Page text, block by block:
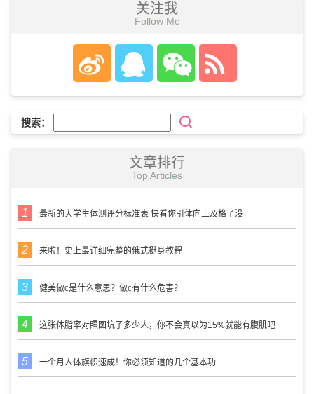
关注我
Follow Me
搜索：
文章排行
Top Articles
最新的大学生体测评分标准表 快看你引体向上及格了没
来啦！史上最详细完整的俄式挺身教程
健美做c是什么意思？做c有什么危害？
这张体脂率对照图坑了多少人，你不会真以为15%就能有腹肌吧
一个月人体旗帜速成！你必须知道的几个基本功